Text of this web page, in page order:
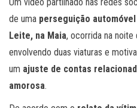
de uma perseguição
Leite, na Maia, ocorrida na noite
envolvendo duas viaturas e
um ajuste de contas
amorosa.